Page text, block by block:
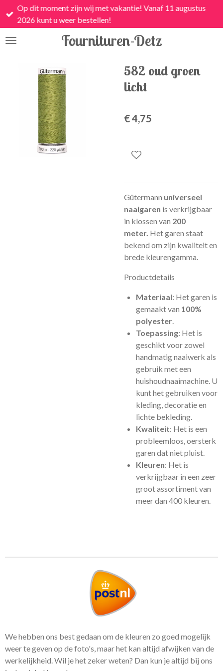
Ga
direct
de
Fournituren-Detz
Op dit moment zijn wij met vakantie! Vanaf 11 augustus
2026 kunt u weer bestellen!
582 oud groen
licht
€ 4,75
Gütermann universeel
naaigaren is verkrijgbaar
in klossen van 200
meter. Het garen staat
bekend om zijn kwaliteit en
brede kleurengamma.
Productdetails
Materiaal: Het garen is
gemaakt van 100%
polyester.
Toepassing: Het is
geschikt voor zowel
handmatig naaiwerk als
gebruik met een
huishoudnaaimachine. U
kunt het gebruiken voor
kleding, decoratie en
lichte bekleding.
Kwaliteit: Het is een
probleemloos, oersterk
garen dat niet pluist.
Kleuren: Het is
verkrijgbaar in een zeer
groot assortiment van
meer dan 400 kleuren.
We hebben ons best gedaan om de kleuren zo goed mogelijk
weer te geven op de foto's, maar het kan altijd afwijken van de
werkelijkheid. Wil je het zeker weten? Dan kun je altijd bij ons